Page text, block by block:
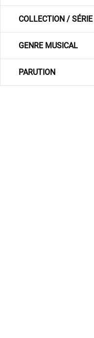
COLLECTION / SÉRIE
GENRE MUSICAL
PARUTION